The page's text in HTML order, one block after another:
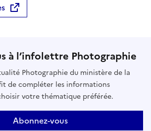
à l’infolettre Photographie
Photographie du ministère de la
de compléter les informations
votre thématique préférée.
Abonnez-vous